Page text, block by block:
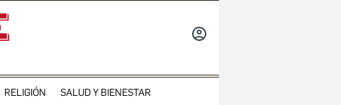
RELIGIÓN SALUD Y BIENESTAR